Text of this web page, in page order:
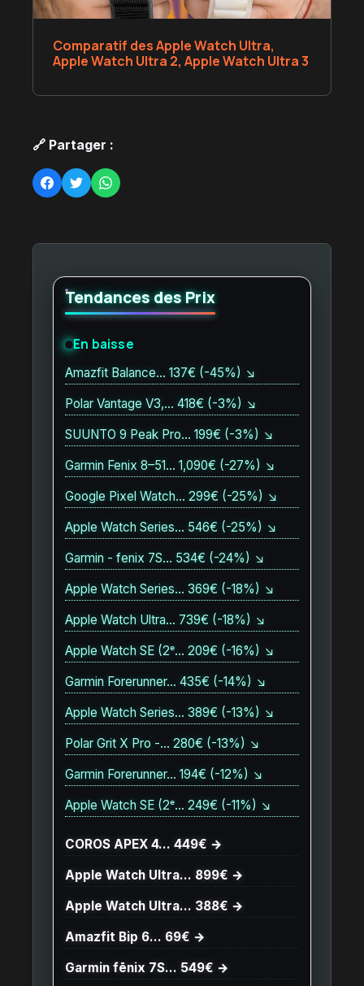
Comparatif des Apple Watch Ultra,
Apple Watch Ultra 2, Apple Watch Ultra 3
🔗 Partager :
Tendances des Prix
En baisse
Amazfit Balance… 137€ (-45%) ↘
Polar Vantage V3,… 418€ (-3%) ↘
SUUNTO 9 Peak Pro… 199€ (-3%) ↘
Garmin Fenix 8–51… 1,090€ (-27%) ↘
Google Pixel Watch… 299€ (-25%) ↘
Apple Watch Series… 546€ (-25%) ↘
Garmin - fenix 7S… 534€ (-24%) ↘
Apple Watch Series… 369€ (-18%) ↘
Apple Watch Ultra… 739€ (-18%) ↘
Apple Watch SE (2ᵉ… 209€ (-16%) ↘
Garmin Forerunner… 435€ (-14%) ↘
Apple Watch Series… 389€ (-13%) ↘
Polar Grit X Pro -… 280€ (-13%) ↘
Garmin Forerunner… 194€ (-12%) ↘
Apple Watch SE (2ᵉ… 249€ (-11%) ↘
COROS APEX 4… 449€ →
Apple Watch Ultra… 899€ →
Apple Watch Ultra… 388€ →
Amazfit Bip 6… 69€ →
Garmin fēnix 7S… 549€ →